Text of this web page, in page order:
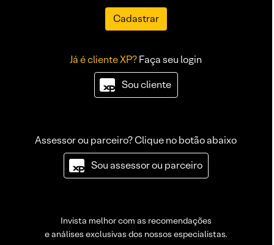
Cadastrar
Já é cliente XP?Faça seu login
Sou cliente
Assessor ou parceiro? Clique no botão abaixo
Sou assessor ou parceiro
Invista melhor com as recomendações
e análises exclusivas dos nossos especialistas.